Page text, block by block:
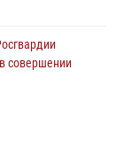
совершении